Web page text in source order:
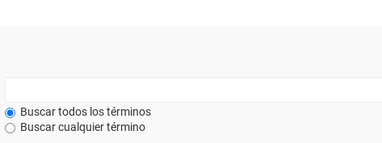
Buscar todos los términos
Buscar cualquier término